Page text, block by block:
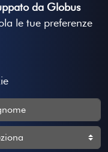
da Globus
le tue preferenze